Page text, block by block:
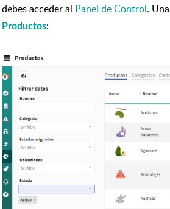
debes acceder al Panel de Control.
Productos: